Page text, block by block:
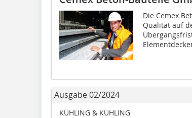
Die Cemex
Qualität auf
Ausgabe 02/2024
KÜHLING & KÜHLING